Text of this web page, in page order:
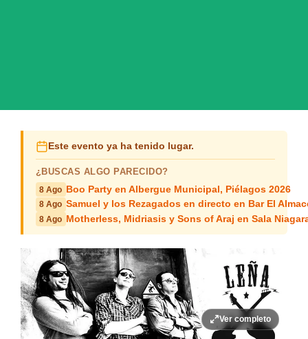
Este evento ya ha tenido lugar.
¿BUSCAS ALGO PARECIDO?
8 Ago Boo Party en Albergue Municipal, Piélagos 2026
8 Ago Samuel y los Rezagados en directo en Bar El
8 Ago Motherless, Midriasis y Sons of Araj en Sala
Ver completo